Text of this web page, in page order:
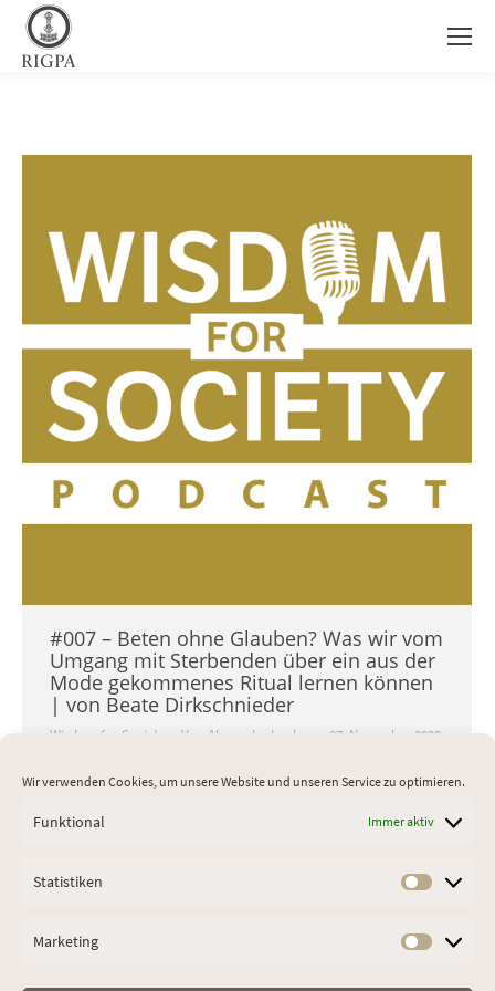
Wir verwenden Cookies, um unsere Website und unseren Service zu optimieren.
Funktional Immer aktiv
Statistiken
Marketing
#007 – Beten ohne Glauben? Was wir vom
Umgang mit Sterbenden über ein aus der
Mode gekommenes Ritual lernen können
| von Beate Dirkschnieder
Wisdom for Society Von Alexander Lauber 27. November 2020
mit Sterbenden über ein aus der Mode
gekommenes Ritual lernen können | von Beate
Jahre im Hospiz gearbeitet und weiß: Man
existenzieller Krisen das Beten zu beginnen.
Doch warum sprechen Menschen am